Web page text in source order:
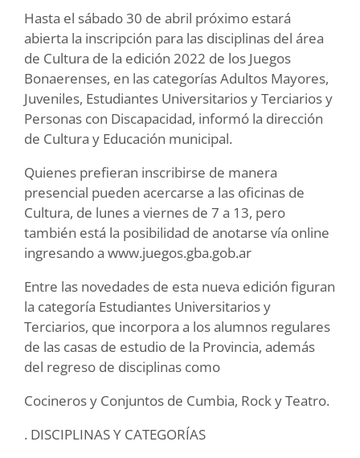
Hasta el sábado 30 de abril próximo estará
abierta la inscripción para las disciplinas del área
de Cultura de la edición 2022 de los Juegos
Bonaerenses, en las categorías Adultos Mayores,
Juveniles, Estudiantes Universitarios y Terciarios y
Personas con Discapacidad, informó la dirección
de Cultura y Educación municipal.
Quienes prefieran inscribirse de manera
presencial pueden acercarse a las oficinas de
Cultura, de lunes a viernes de 7 a 13, pero
también está la posibilidad de anotarse vía online
ingresando a www.juegos.gba.gob.ar
Entre las novedades de esta nueva edición figuran
la categoría Estudiantes Universitarios y
Terciarios, que incorpora a los alumnos regulares
de las casas de estudio de la Provincia, además
del regreso de disciplinas como
Cocineros y Conjuntos de Cumbia, Rock y Teatro.
. DISCIPLINAS Y CATEGORÍAS